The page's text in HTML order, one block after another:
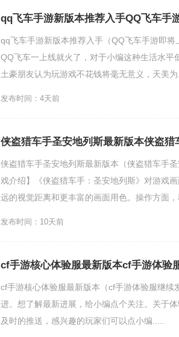
qq飞车手游新版本推荐入手QQ飞车手
qq飞车手游新版本推荐入手（QQ飞车手游即将
QQ飞车一上线就火了，对于小编这种生活水
土豪朋友认为玩游戏不花钱将毫无意义，天美为
发布时间：4天前
侠盗猎车手圣安地列斯最新版本侠盗
侠盗猎车手圣安地列斯最新版本（侠盗猎车手
戏介绍】《侠盗猎车手：圣安地列斯》对游戏
远的视觉距离和更丰富的画面用色。操作方面，
发布时间：10天前
cf手游核心体验服最新版本cf手游体验
cf手游核心体验服最新版本（cf手游体验服继
进。想了解最新进展，给小编点个关注。关于
及时的推送，感兴趣的玩家们可以点小编.....